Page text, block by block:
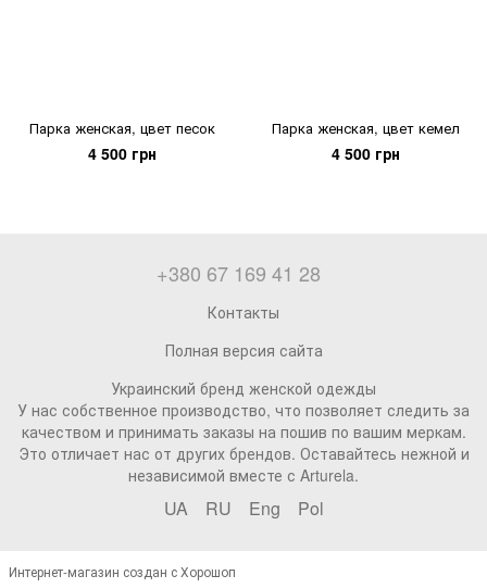
Парка женская, цвет песок
4 500 грн
Парка женская, цвет кемел
4 500 грн
+380 67 169 41 28
Контакты
Полная версия сайта
Украинский бренд женской одежды
У нас собственное производство, что позволяет следить за
качеством и принимать заказы на пошив по вашим меркам.
Это отличает нас от других брендов. Оставайтесь нежной и
независимой вместе с Arturela.
UA RU Eng Pol
Интернет-магазин создан с Хорошоп